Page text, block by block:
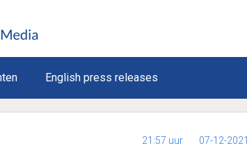
English press releases
21:57 uur 07-12-2021